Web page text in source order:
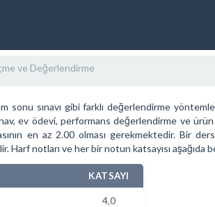
ve Değerlendirme
sonu sınavı gibi farklı değerlendirme
ev ödevi, performans değerlendirme ve
en az 2.00 olması gerekmektedir. Bir
notları ve her bir notun katsayısı aşağıda
KATSAYI
4,0